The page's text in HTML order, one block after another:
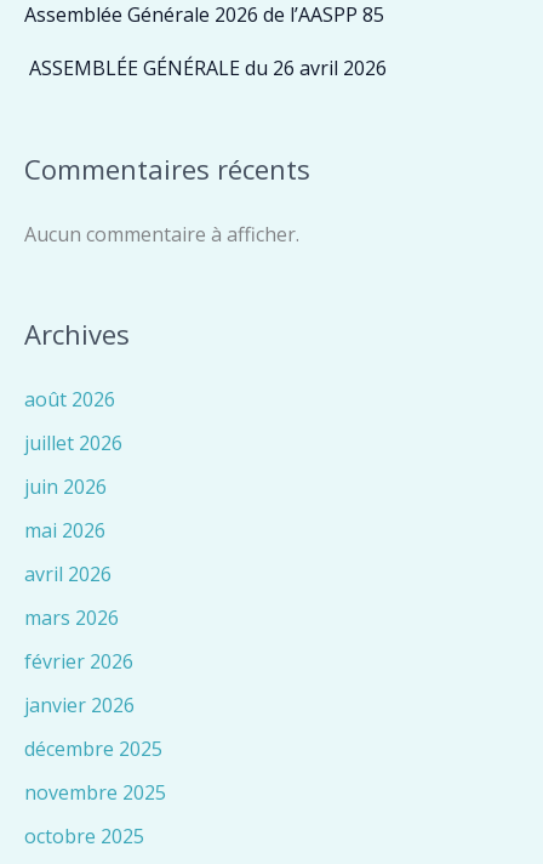
Assemblée Générale 2026 de l’AASPP 85
ASSEMBLÉE GÉNÉRALE du 26 avril 2026
Commentaires récents
Aucun commentaire à afficher.
Archives
août 2026
juillet 2026
juin 2026
mai 2026
avril 2026
mars 2026
février 2026
janvier 2026
décembre 2025
novembre 2025
octobre 2025